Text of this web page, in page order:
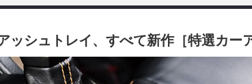
北陸
関西
シュトレイ、すべて新作［特選カー